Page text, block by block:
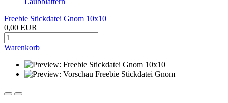
Freebie Stickdatei Gnom 10x10
0,00 EUR
Warenkorb